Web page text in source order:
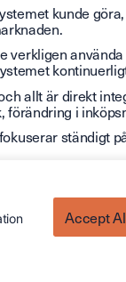
kunde
verkligen
allt är direkt
i
ständigt
Accept